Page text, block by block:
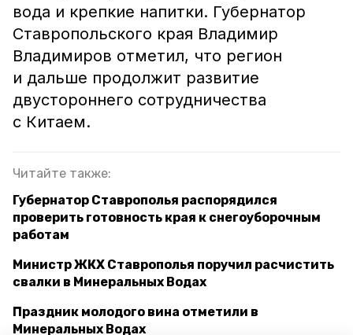
вода и крепкие напитки. Губернатор
Ставропольского края Владимир
Владимиров отметил, что регион
и дальше продолжит развитие
двустороннего сотрудничества
с Китаем.
Читайте также:
Губернатор Ставрополья распорядился
проверить готовность края к снегоуборочным
работам
Министр ЖКХ Ставрополья поручил расчистить
свалки в Минеральных Водах
Праздник молодого вина отметили в
Минеральных Водах